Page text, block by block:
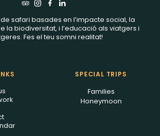
safari basades en l’impacte social, la
la biodiversitat, i l’educació als viatgers i
Fes el teu somni realitat!
SPECIAL TRIPS
Families
Honeymoon